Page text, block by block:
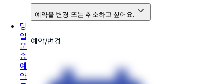
당
일
운
송
예
약
예약을 변경 또는 취소하고 싶어요.
예약/변경